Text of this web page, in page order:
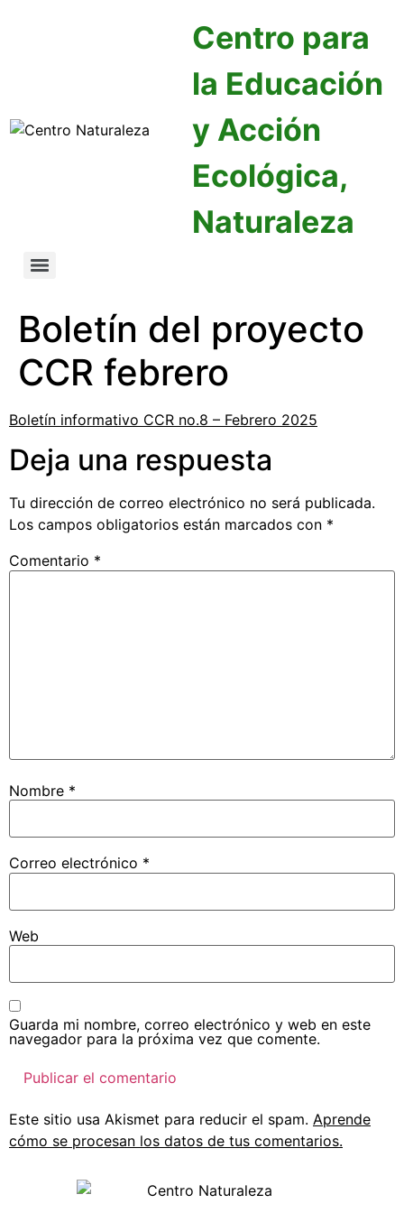
Centro para
la Educación
y Acción
Ecológica,
Naturaleza
Boletín del proyecto
CCR febrero
Boletín informativo CCR no.8 – Febrero 2025
Deja una respuesta
Tu dirección de correo electrónico no será publicada.
Los campos obligatorios están marcados con *
Comentario *
Nombre *
Correo electrónico *
Web
Guarda mi nombre, correo electrónico y web en este
navegador para la próxima vez que comente.
Este sitio usa Akismet para reducir el spam. Aprende
cómo se procesan los datos de tus comentarios.